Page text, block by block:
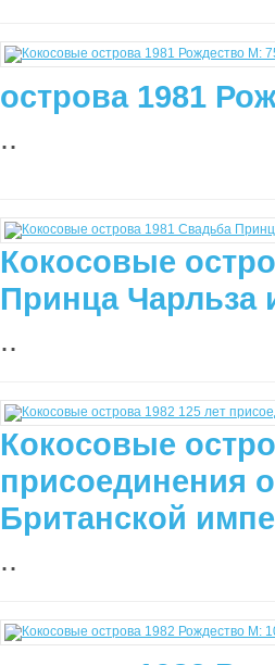
острова 1981
..
Кокосовые
Принца
..
Кокосовые
присоединения
Британской
..